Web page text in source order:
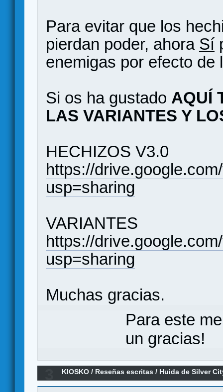
Para evitar que los
pierdan poder, ahora Sí
enemigas por efecto de
Si os ha gustado AQUÍ
LAS VARIANTES Y
HECHIZOS V3.0
https://
usp=sharing
VARIANTES
https://
usp=sharing
Muchas gracias.
Para este
un gracias!
KIOSKO / Reseñas escritas / Huida de Silver